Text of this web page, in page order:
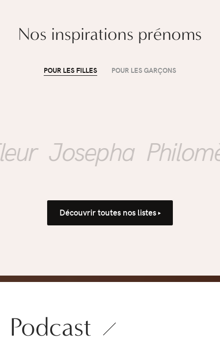
l'école : comment
propreté sans
pression
Nos inspirations prénoms
POUR LES FILLES POUR LES GARÇONS
Josepha Philomène
Découvrir toutes nos listes
Podcast